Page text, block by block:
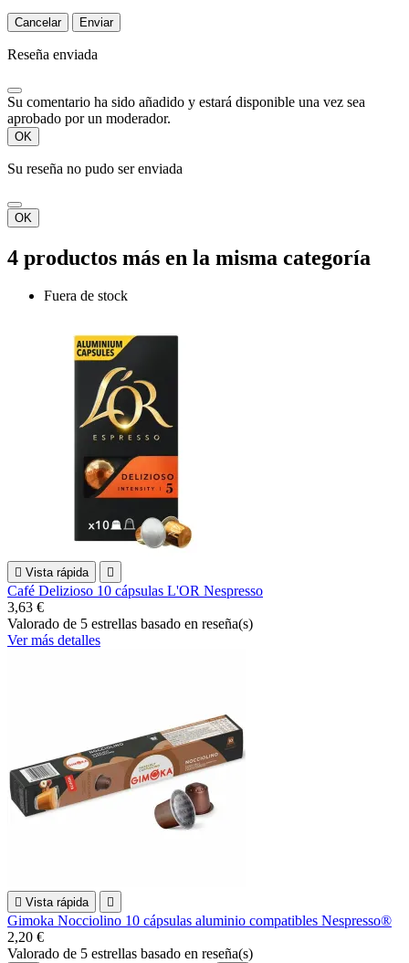
Cancelar Enviar
Reseña enviada
Su comentario ha sido añadido y estará disponible una vez sea
aprobado por un moderador.
OK
Su reseña no pudo ser enviada
OK
4 productos más en la misma categoría
Fuera de stock
 Vista rápida 
Café Delizioso 10 cápsulas L'OR Nespresso
3,63 €
Valorado de 5 estrellas basado en reseña(s)
Ver más detalles
 Vista rápida 
Gimoka Nocciolino 10 cápsulas aluminio compatibles Nespresso®
2,20 €
Valorado de 5 estrellas basado en reseña(s)